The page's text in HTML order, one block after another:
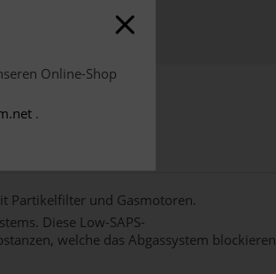
Online-Shop
.
Partikelfilter und Gasmotoren.
Diese Low-SAPS-
welche das Abgassystem blockieren